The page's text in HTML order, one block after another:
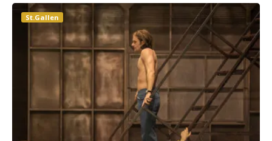
St.Gallen